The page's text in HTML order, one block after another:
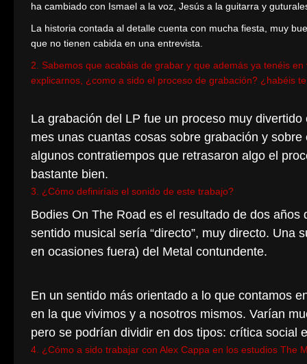
ha cambiado con Ismael a la voz, Jesús a la guitarra y
La historia contada al detalle cuenta con mucha fiesta, muy
que no tienen cabida en una entrevista.
2. Sabemos que acabáis de grabar y que además ya tenéis
explicarnos, ¿como a sido el proceso de grabación? ¿habéis
La grabación del LP fue un proceso muy
mes unas cuantas cosas sobre grabación y
algunos contratiempos que retrasaron algo el
bastante bien.
3. ¿Cómo definiríais el sonido de este trabajo?
Bodies On The Road es el resultado de dos
sentido musical sería “directo”, muy directo. Una
en ocasiones fuera) del Metal contundente.
En un sentido más orientado a lo que contamos
en la que vivimos y a nosotros mismos. Varían
pero se podrían dividir en dos tipos: crítica social
4. ¿Cómo a sido trabajar con Alex Cappa en los estudios The